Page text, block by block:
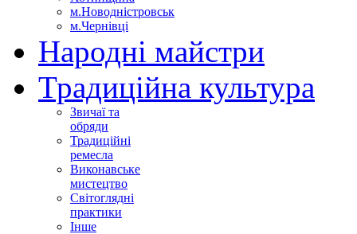
м.Новодністровськ
м.Чернівці
Народні майстри
Традиційна культура
Звичаї та
обряди
Традиційні
ремесла
Виконавське
мистецтво
Світоглядні
практики
Інше